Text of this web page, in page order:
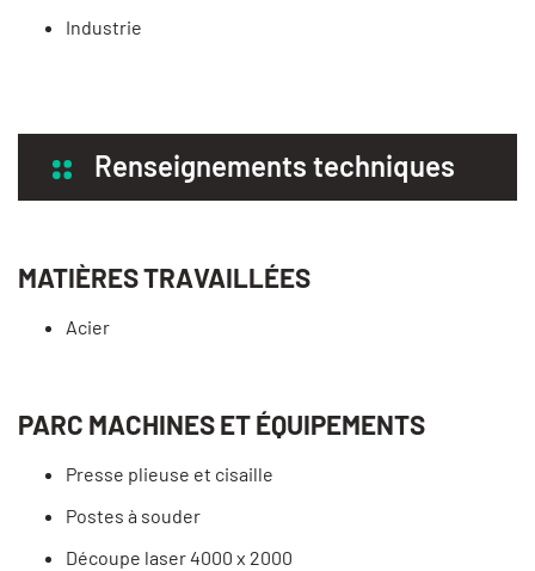
Industrie
Renseignements techniques
MATIÈRES TRAVAILLÉES
Acier
PARC MACHINES ET ÉQUIPEMENTS
Presse plieuse et cisaille
Postes à souder
Découpe laser 4000 x 2000